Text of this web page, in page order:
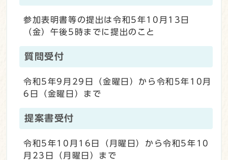
参加表明書等の提出は令和5年10月13日
（金）午後5時までに提出のこと
質問受付
令和5年9月29日（金曜日）から令和5年10月
6日（金曜日）まで
提案書受付
令和5年10月16日（月曜日）から令和5年10
月23日（月曜日）まで